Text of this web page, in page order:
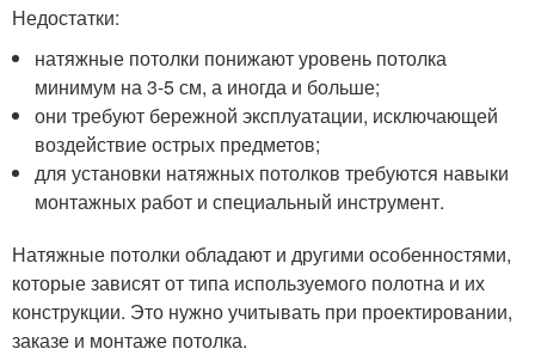
Недостатки:
натяжные потолки понижают уровень потолка
минимум на 3-5 см, а иногда и больше;
они требуют бережной эксплуатации, исключающей
воздействие острых предметов;
для установки натяжных потолков требуются навыки
монтажных работ и специальный инструмент.
Натяжные потолки обладают и другими особенностями,
которые зависят от типа используемого полотна и их
конструкции. Это нужно учитывать при проектировании,
заказе и монтаже потолка.